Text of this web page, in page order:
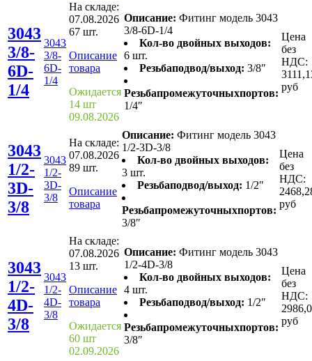
3043
3/8-
6D-
1/4
3043
3/8-
6D-
1/4
На складе:
07.08.2026
67 шт.
Описание
товара
Ожидается
14 шт
09.08.2026
Описание: Фитинг модель 3043
3/8-6D-1/4
Кол-во двойных выходов:
6 шт.
Резьбаподвод/выход: 3/8″
Резьбапромежуточныхпортов:
1/4″
Цена
без
НДС:
руб
3043
1/2-
3D-
3/8
3043
1/2-
3D-
3/8
На складе:
07.08.2026
89 шт.
Описание
товара
Описание: Фитинг модель 3043
1/2-3D-3/8
Кол-во двойных выходов:
3 шт.
Резьбаподвод/выход: 1/2″
Резьбапромежуточныхпортов:
3/8″
Цена
без
НДС:
руб
3043
1/2-
4D-
3/8
3043
1/2-
4D-
3/8
На складе:
07.08.2026
13 шт.
Описание
товара
Ожидается
60 шт
02.09.2026
Описание: Фитинг модель 3043
1/2-4D-3/8
Кол-во двойных выходов:
4 шт.
Резьбаподвод/выход: 1/2″
Резьбапромежуточныхпортов:
3/8″
Цена
без
НДС:
руб